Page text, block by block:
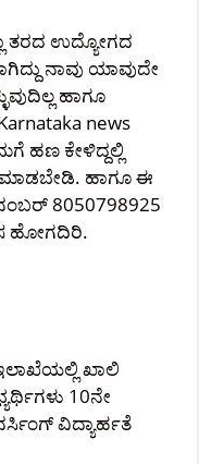
ತರದ ಉದ್ಯೋಗದ
ನಾವು ಯಾವುದೇ
ಹಾಗೂ
news
ಹಣ ಕೇಳಿದ್ದಲ್ಲಿ
ಹಾಗೂ ಈ
8050798925
ಹೋಗದಿರಿ.
ಖಾಲಿ
10ನೇ
ವಿದ್ಯಾರ್ಹತೆ